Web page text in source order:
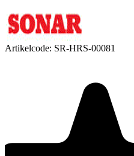
Artikelcode: SR-HRS-00081